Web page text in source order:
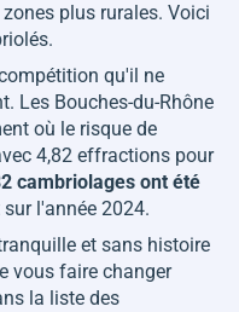
plus rurales. Voici
qu'il ne
Les Bouches-du-Rhône
où le risque de
4,82 effractions pour
cambriolages ont été
l'année 2024.
et sans histoire
vous faire changer
la liste des